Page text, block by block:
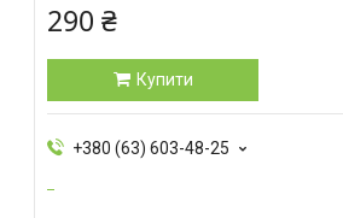
290 ₴
Купити
+380 (63) 603-48-25